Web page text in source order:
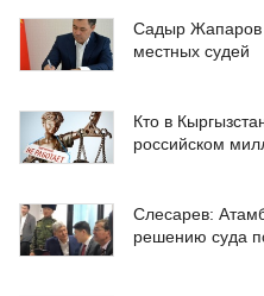
Садыр Жапаров
местных судей
Кто в
российском
Слесарев:
решению суда